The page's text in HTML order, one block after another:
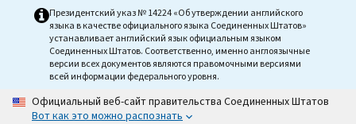
HomeПрезидентский указ № 14224 «Об утверждении английского
языка в качестве официального языка Соединенных Штатов»
устанавливает английский язык официальным языком
Соединенных Штатов. Соответственно, именно англоязычные
версии всех документов являются правомочными версиями
всей информации федерального уровня.
Официальный веб-сайт правительства Соединенных Штатов
Вот как это можно распознать